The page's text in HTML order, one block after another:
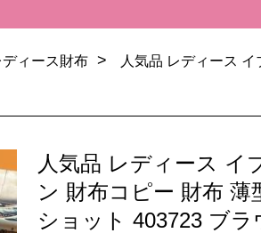
ご利用いただけます。
質な仕上がりをお見逃しなく。
安心してお選びいただけます。
質な仕上がりをお見逃しなく。
ディース財布 > 人気品 レディース
人気品 レディース イ
ン 財布コピー 財布 薄
ショット 403723 ブラ